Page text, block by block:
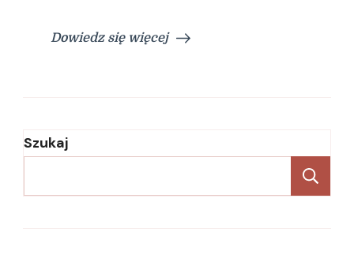
Dowiedz się więcej
Szukaj